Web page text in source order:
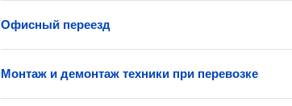
Офисный переезд
Монтаж и демонтаж техники при перевозке